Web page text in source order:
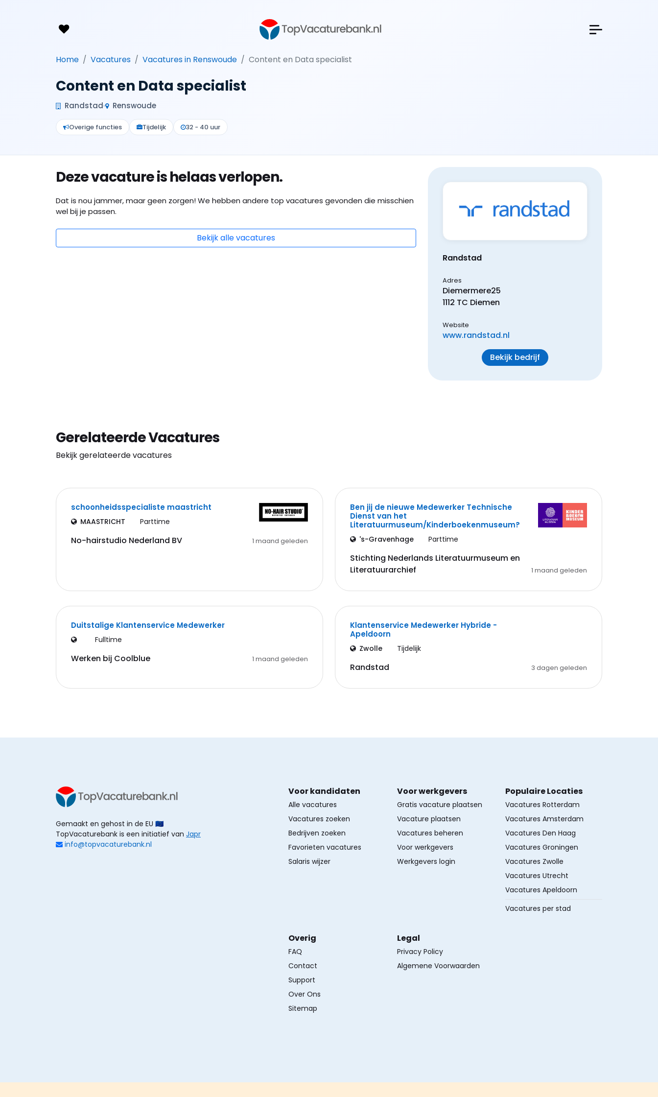
Home Vacatures Vacatures in Renswoude Content en Data specialist
Content en Data specialist
Randstad Renswoude
Overige functies Tijdelijk 32 - 40 uur
Deze vacature is helaas verlopen.
Dat is nou jammer, maar geen zorgen! We hebben andere top vacatures gevonden die misschien
wel bij je passen.
Bekijk alle vacatures
Randstad
Adres
Diemermere25
1112 TC Diemen
Website
www.randstad.nl
Bekijk bedrijf
Gerelateerde Vacatures
Bekijk gerelateerde vacatures
schoonheidsspecialiste maastricht
MAASTRICHT Parttime
No-hairstudio Nederland BV 1 maand geleden
Ben jij de nieuwe Medewerker Technische
Dienst van het
Literatuurmuseum/Kinderboekenmuseum?
's-Gravenhage Parttime
Stichting Nederlands Literatuurmuseum en
Literatuurarchief
1 maand geleden
Duitstalige Klantenservice Medewerker
Fulltime
Werken bij Coolblue 1 maand geleden
Klantenservice Medewerker Hybride -
Apeldoorn
Zwolle Tijdelijk
Randstad 3 dagen geleden
Gemaakt en gehost in de EU 🇪🇺
TopVacaturebank is een initiatief van Japr
info@topvacaturebank.nl
Voor kandidaten
Alle vacatures
Vacatures zoeken
Bedrijven zoeken
Favorieten vacatures
Salaris wijzer
Voor werkgevers
Gratis vacature plaatsen
Vacature plaatsen
Vacatures beheren
Voor werkgevers
Werkgevers login
Populaire Locaties
Vacatures Rotterdam
Vacatures Amsterdam
Vacatures Den Haag
Vacatures Groningen
Vacatures Zwolle
Vacatures Utrecht
Vacatures Apeldoorn
Vacatures per stad
Overig
FAQ
Contact
Support
Over Ons
Sitemap
Legal
Privacy Policy
Algemene Voorwaarden